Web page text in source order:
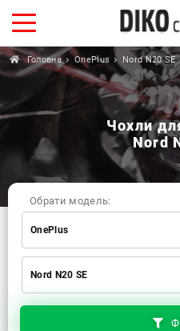
Головна OnePlus Nord N20 SE
Чохли
Nord
Обрати модель:
OnePlus
Xiaomi
Apple
Huawei
Realme
TECNO
ZTE
OnePlus
Nord N20 SE